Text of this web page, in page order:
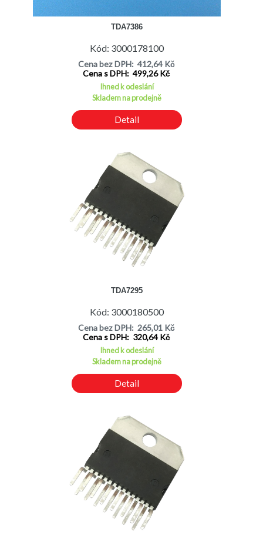
TDA7386
Kód: 3000178100
Cena bez DPH: 412,64 Kč
Cena s DPH: 499,26 Kč
Ihned k odeslání
Skladem na prodejně
Detail
TDA7295
Kód: 3000180500
Cena bez DPH: 265,01 Kč
Cena s DPH: 320,64 Kč
Ihned k odeslání
Skladem na prodejně
Detail